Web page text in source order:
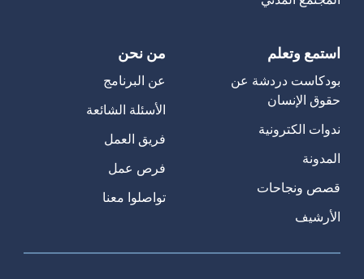
استمع وتعلم
بودكاست دردشة عن
حقوق الإنسان
ندوات الكترونية
المدونة
قصص ونجاحات
الأرشيف
من نحن
عن البرنامج
الأسئلة الشائعة
فريق العمل
فرص عمل
تواصلوا معنا